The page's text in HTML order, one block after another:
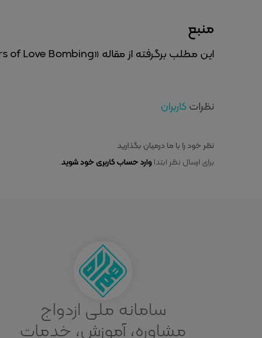
منبع
این مطلب برگرفته از مقاله «The Dangers of Love Bombing» از وبگاه «
نظرات کاربران
نظر خود را با ما درمیان بگذارید
برای ارسال نظر ابتداوارد حساب کاربری خود شوید.
سامانه ملی ازدواج
مشاوره، آموزش، خدمات